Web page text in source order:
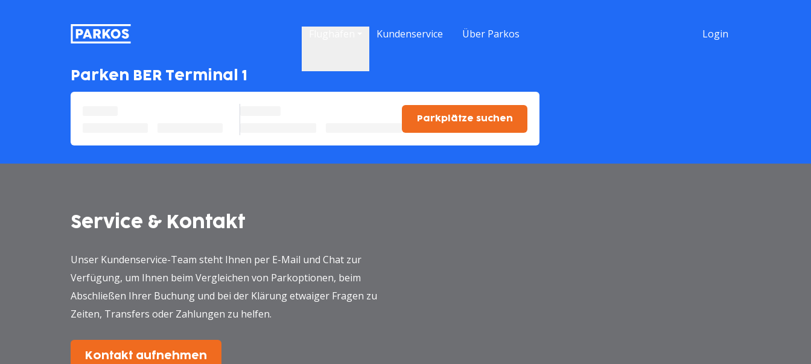
beschriftung-für-primäre-navigation Kundenservice Über Parkos Login
Parken BER Terminal 1
Parkplätze suchen
Service & Kontakt
Unser Kundenservice-Team steht Ihnen per E-Mail und Chat zur
Verfügung, um Ihnen beim Vergleichen von Parkoptionen, beim
Abschließen Ihrer Buchung und bei der Klärung etwaiger Fragen zu
Zeiten, Transfers oder Zahlungen zu helfen.
Kontakt aufnehmen